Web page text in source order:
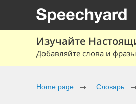
Изучайте
Добавляйте слова и
Home page Словарь